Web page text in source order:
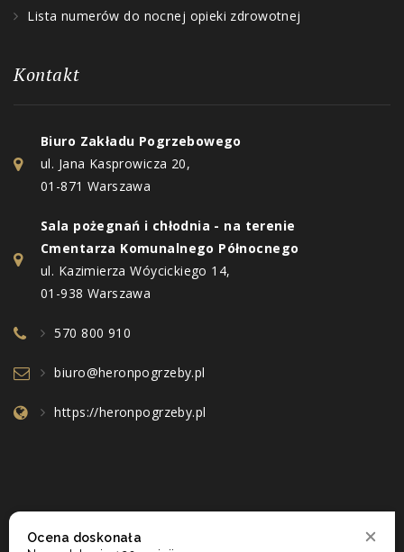
Lista numerów do nocnej opieki zdrowotnej
Kontakt
Biuro Zakładu Pogrzebowego
ul. Jana Kasprowicza 20,
01-871 Warszawa
Sala pożegnań i chłodnia - na terenie
Cmentarza Komunalnego Północnego
ul. Kazimierza Wóycickiego 14,
01-938 Warszawa
570 800 910
biuro@heronpogrzeby.pl
https://heronpogrzeby.pl
Ocena doskonała